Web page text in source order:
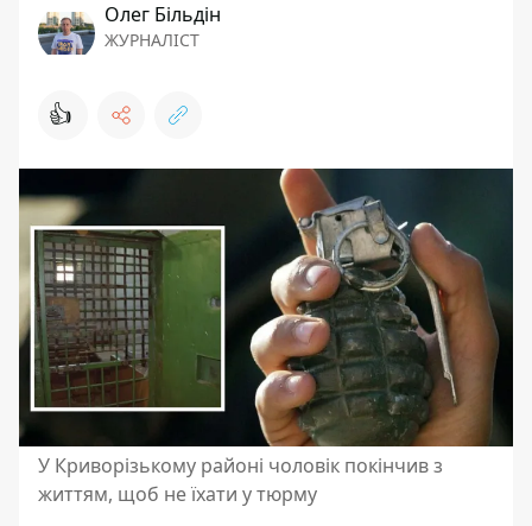
Олег Більдін
ЖУРНАЛІСТ
👍
У Криворізькому районі чоловік покінчив з
життям, щоб не їхати у тюрму